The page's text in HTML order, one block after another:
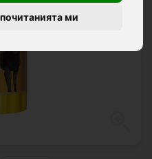
ми